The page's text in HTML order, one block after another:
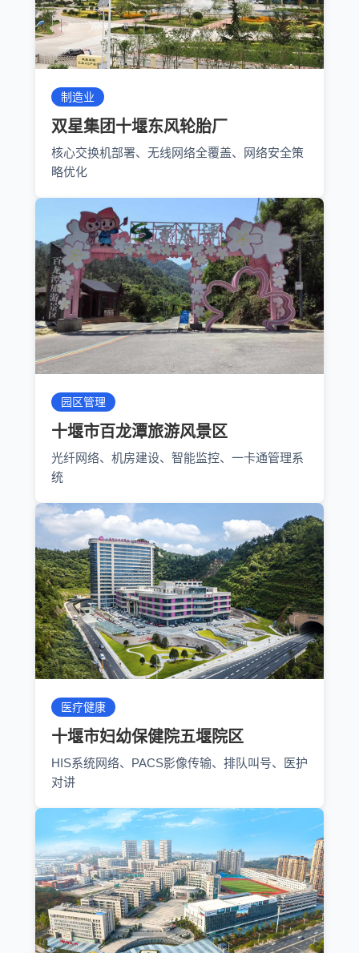
制造业
双星集团十堰东风轮胎厂
核心交换机部署、无线网络全覆盖、网络安全策
略优化
园区管理
十堰市百龙潭旅游风景区
光纤网络、机房建设、智能监控、一卡通管理系
统
医疗健康
十堰市妇幼保健院五堰院区
HIS系统网络、PACS影像传输、排队叫号、医护
对讲